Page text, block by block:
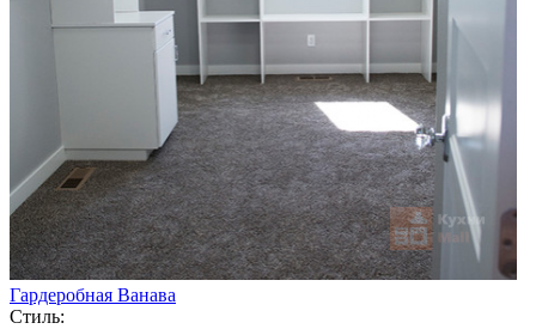
Гардеробная Ванава
Стиль: